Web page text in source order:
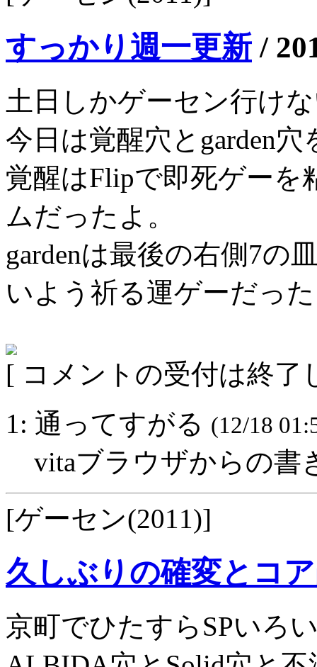
すっかり週一更新 /
土日しかゲーセン行け
今日は覚醒穴とgarden
覚醒はFlipで即死ゲーを
ムだったよ。
gardenは最後の右側7の
いよう祈る運ゲーだっ
[ コメントの受付は終了
1: 通ってすがる (12/18
vitaブラウザからの書
[ゲーセン(2011)]
久しぶりの確変とコ
京町でひたすらSPいろ